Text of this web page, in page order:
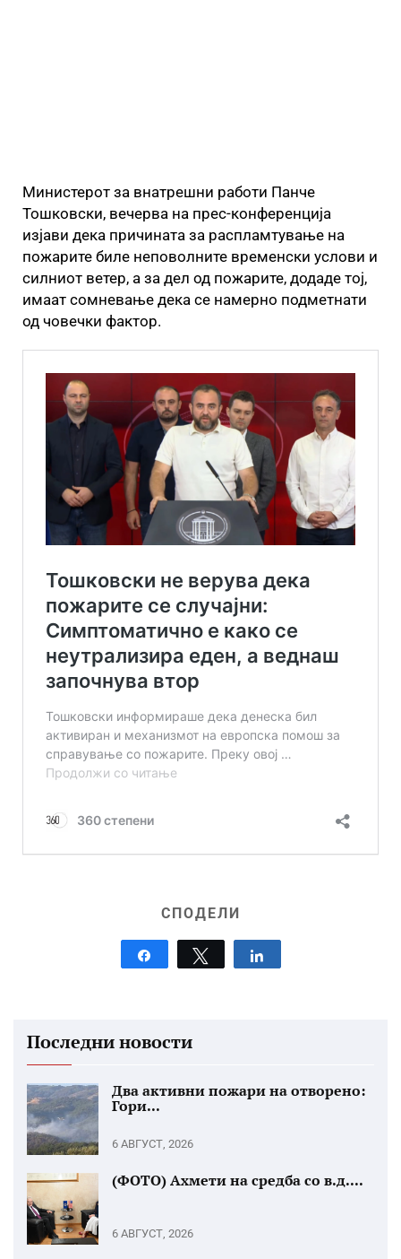
Министерот за внатрешни работи Панче
Тошковски, вечерва на прес-конференција
изјави дека причината за распламтување на
пожарите биле неповолните временски услови и
силниот ветер, а за дел од пожарите, додаде тој,
имаат сомневање дека се намерно подметнати
од човечки фактор.
СПОДЕЛИ
Tweet
Последни новости
Два активни пожари на отворено:
Гори...
6 АВГУСТ, 2026
(ФОТО) Ахмети на средба со в.д....
6 АВГУСТ, 2026